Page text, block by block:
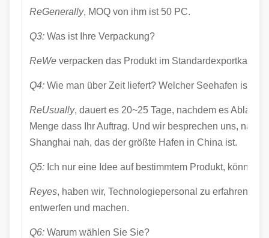
ReGenerally, MOQ von ihm ist 50 PC.
Q3: Was ist Ihre Verpackung?
ReWe verpacken das Produkt im Standardexportkarton,
Q4: Wie man über Zeit liefert? Welcher Seehafen ist am
ReUsually, dauert es 20~25 Tage, nachdem es
Menge dass Ihr Auftrag. Und wir besprechen uns,
Shanghai nah, das der größte Hafen in China ist.
Q5: Ich nur eine Idee auf bestimmtem Produkt, können
Reyes, haben wir, Technologiepersonal zu erfahren,
entwerfen und machen.
Q6: Warum wählen Sie Sie?